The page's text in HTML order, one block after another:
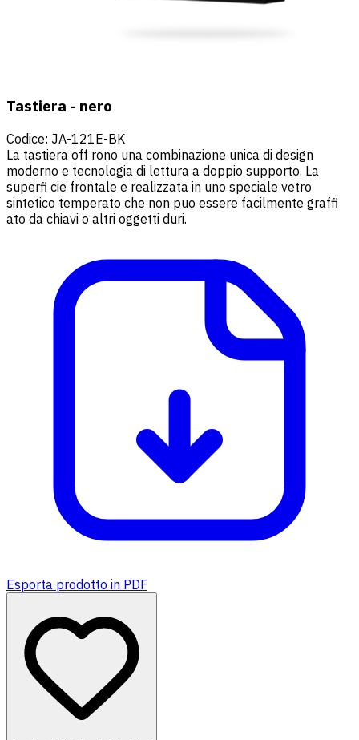
Tastiera - nero
Codice: JA-121E-BK
La tastiera off rono una combinazione unica di design
moderno e tecnologia di lettura a doppio supporto. La
superfi cie frontale e realizzata in uno speciale vetro
sintetico temperato che non puo essere facilmente graffi
ato da chiavi o altri oggetti duri.
Esporta prodotto in PDF